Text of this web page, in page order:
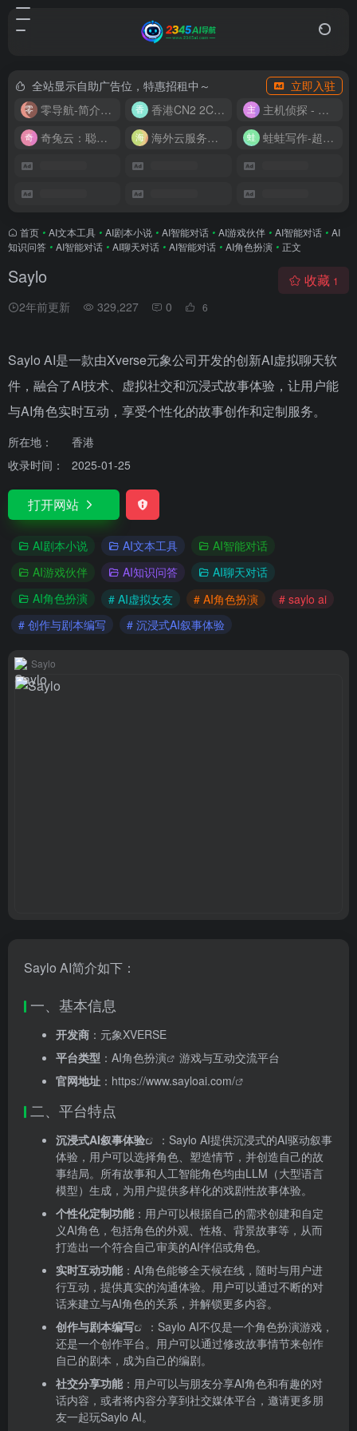
全站显示自助广告位，特惠招租中～
立即入驻
零导航-简介实用的网址导航
香港CN2 2C2G20M 9.9/月
主机侦探 - 少花钱，用好云
奇兔云：聪明人的“省”钱计划！
海外云服务器全网最低价 蛙蛙写作-超级AI智能写作助手
首页 • AI文本工具 • AI剧本小说 • AI智能对话 • AI游戏伙伴 • AI智能对话 • AI
知识问答 • AI智能对话 • AI聊天对话 • AI智能对话 • AI角色扮演 • 正文
Saylo
2年前更新 329,227 0 6
收藏 1
Saylo AI是一款由Xverse元象公司开发的创新AI虚拟聊天软
件，融合了AI技术、虚拟社交和沉浸式故事体验，让用户能
与AI角色实时互动，享受个性化的故事创作和定制服务。
所在地：
香港
收录时间：
2025-01-25
打开网站
AI剧本小说 AI文本工具
AI智能对话
AI游戏伙伴
AI知识问答
AI聊天对话
AI角色扮演
# AI虚拟女友 # AI角色扮演
# saylo ai
# 创作与剧本编写
# 沉浸式AI叙事体验
Saylo
Saylo AI简介如下：
一、基本信息
开发商 ：元象XVERSE
平台类型 ： AI角色扮演
游戏与互动交流平台
官网地址 ： https://www.sayloai.com/
二、平台特点
沉浸式AI叙事体验
：Saylo AI提供沉浸式的AI驱动叙事
体验，用户可以选择角色、塑造情节，并创造自己的故
事结局。所有故事和人工智能角色均由LLM（大型语言
模型）生成，为用户提供多样化的戏剧性故事体验。
个性化定制功能：用户可以根据自己的需求创建和自定
义AI角色，包括角色的外观、性格、背景故事等，从而
打造出一个符合自己审美的AI伴侣或角色。
实时互动功能：AI角色能够全天候在线，随时与用户进
行互动，提供真实的沟通体验。用户可以通过不断的对
话来建立与AI角色的关系，并解锁更多内容。
创作与剧本编写
：Saylo AI不仅是一个角色扮演游戏，
还是一个创作平台。用户可以通过修改故事情节来创作
自己的剧本，成为自己的编剧。
社交分享功能：用户可以与朋友分享AI角色和有趣的对
话内容，或者将内容分享到社交媒体平台，邀请更多朋
友一起玩Saylo AI。